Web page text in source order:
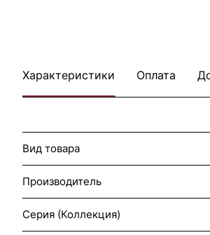
Характеристики Оплата
Вид товара
Производитель
Серия (Коллекция)